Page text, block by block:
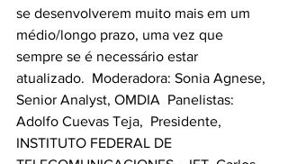
se desenvolverem muito mais em um
médio/longo prazo, uma vez que
sempre se é necessário estar
atualizado.  Moderadora: Sonia Agnese,
Senior Analyst, OMDIA  Panelistas:
Adolfo Cuevas Teja,  Presidente,
INSTITUTO FEDERAL DE